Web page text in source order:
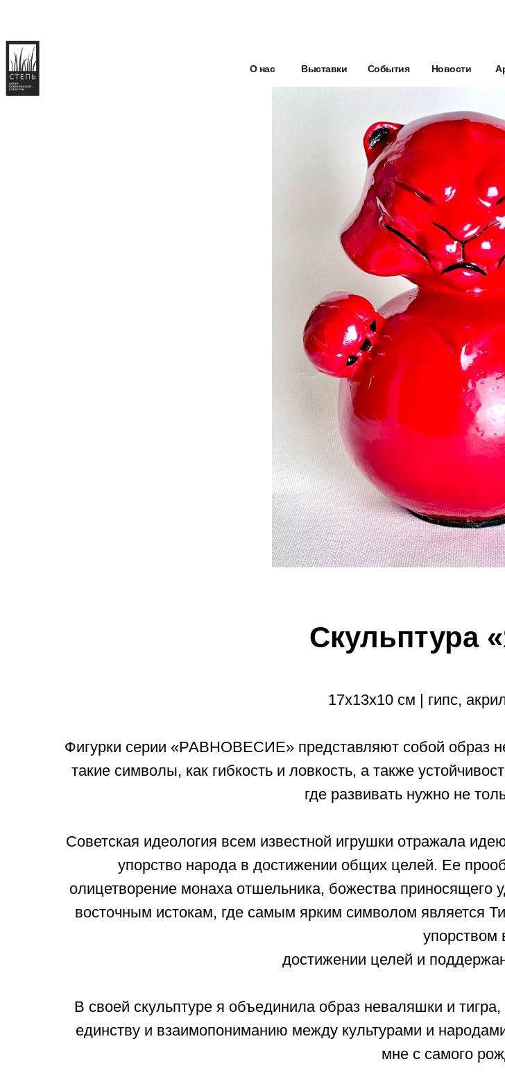
Новости
События
Выставки
О нас
Скульптура
17х13х10 см | гипс,
Фигурки серии «РАВНОВЕСИЕ» представляют собой образ
такие символы, как гибкость и ловкость, а также
где развивать нужно не
Советская идеология всем известной игрушки отражала
упорство народа в достижении общих целей. Ее
олицетворение монаха отшельника, божества приносящего
восточным истокам, где самым ярким символом является
упорством
достижении целей и
В своей скульптуре я объединила образ неваляшки и
единству и взаимопониманию между культурами и
мне с самого